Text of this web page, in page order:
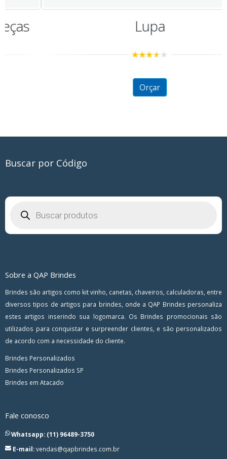
Buscar por Código
produtos
Sobre a QAP Brindes
Brindes são artigos como kit vinho, canetas, chaveiros, calculadoras, entre
diversos tipos de artigos para brindes, onde a QAP Brindes personaliza
estes artigos inserindo sua logomarca. Os Brindes promocionais são
utilizados para conquistar e surpreender clientes, e são personalizados
de acordo com a necessidade do cliente.
Brindes Personalizados
Brindes Personalizados SP
Brindes em Atacado
Fale conosco
Whatsapp: (11) 96489-3750
E-mail:vendas@qapbrindes.com.br